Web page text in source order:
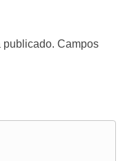
publicado. Campos